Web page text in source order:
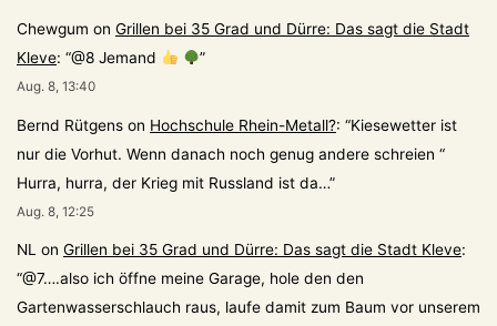
Chewgum on Grillen bei 35 Grad und Dürre: Das sagt die Stadt
Kleve: “@8 Jemand ”
Aug. 8, 13:40
Bernd Rütgens on Hochschule Rhein-Metall?: “Kiesewetter ist
nur die Vorhut. Wenn danach noch genug andere schreien “
Hurra, hurra, der Krieg mit Russland ist da…”
Aug. 8, 12:25
NL on Grillen bei 35 Grad und Dürre: Das sagt die Stadt Kleve:
“@7….also ich öffne meine Garage, hole den den
Gartenwasserschlauch raus, laufe damit zum Baum vor unserem